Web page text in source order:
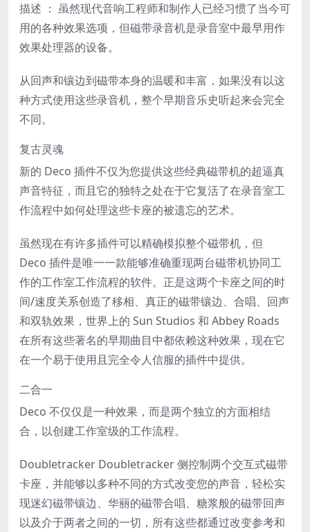
描述 ： 虽然现代音响工程师和制作人已经习惯了当今可
用的各种效果选项，但磁带录音机是录音室中最早用作
效果处理器的设备。
从回声和镶边到磁带本身的温暖和丰富，如果没有以这
种方式使用这些录音机，整个早期音乐史听起来会完全
不同。
复古灵魂
新的 Deco 插件不仅为您提供这些经典磁带机的超逼真
声音特征，而且它的独特之处在于它复活了在录音室工
作流程中如何处理这些卡座的被遗忘的艺术。
虽然现在有许多插件可以精确模拟整个磁带机，但
Deco 插件是唯一一款能够准确重现两台磁带机协同工
作的工作室工作流程的软件。正是这两个卡座之间的时
间/速度关系创造了移相、真正的磁带镶边、合唱、回声
和双轨效果，世界上的 Sun Studios 和 Abbey Roads
在所有这些著名的早期曲目中都依赖这种效果，现在它
在一个易于使用且完全令人信服的插件中提供。
二合一
Deco 不仅仅是一种效果，而是两个独立的方面相结
合，以创建工作室级的工作流程。
Doubletracker Doubletracker 侧控制两个交互式磁带
卡座，并能够以多种不同的方式改变您的声音，轻松实
现迷幻磁带镶边、华丽的磁带合唱、糖浆般的磁带回声
以及介于两者之间的一切，所有这些都通过改变参考和